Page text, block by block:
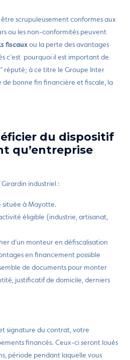
scrupuleusement conformes aux
ou les non-conformités peuvent
fiscauxou la perte des avantages
c’est pourquoi il est important de
réputé; à ce titre le Groupe Inter
de bonne fin financière et fiscale, la
du dispositif
qu’entreprise
industriel :
à Mayotte.
éligible (industrie, artisanat,
d’un monteur en défiscalisation
en financement possible
de documents pour monter
justificatif de domicile, derniers
signature du contrat, votre
financés. Ceux-ci seront loués
période pendant laquelle vous